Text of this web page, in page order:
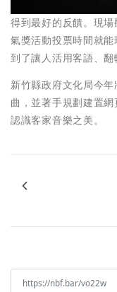
得到最好的反饋。現
氣獎活動投票時間就
到了讓人活用客語、翻
新竹縣政府文化局今
曲，並著手規劃建置
認識客家音樂之美。